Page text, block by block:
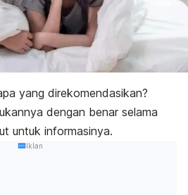
yang direkomendasikan?
dengan benar selama
untuk informasinya.
Iklan